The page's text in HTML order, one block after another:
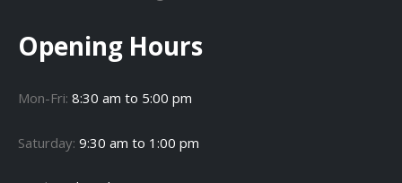
Opening Hours
Mon-Fri: 8:30 am to 5:00 pm
Saturday: 9:30 am to 1:00 pm